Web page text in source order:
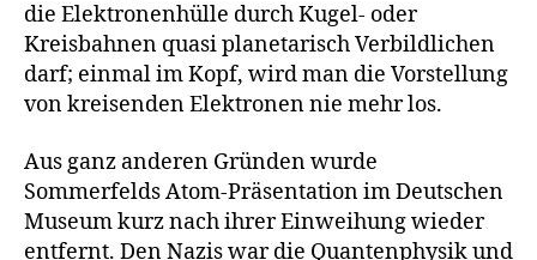
die Elektronenhülle durch Kugel- oder
Kreisbahnen quasi planetarisch Verbildlichen
darf; einmal im Kopf, wird man die Vorstellung
von kreisenden Elektronen nie mehr los.
Aus ganz anderen Gründen wurde
Sommerfelds Atom-Präsentation im Deutschen
Museum kurz nach ihrer Einweihung wieder
entfernt. Den Nazis war die Quantenphysik und